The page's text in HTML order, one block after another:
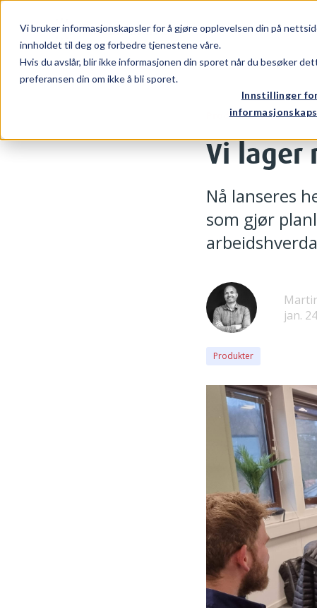
Vi bruker informasjonskapsler for å gjøre opplevelsen din på
innholdet til deg og forbedre tjenestene våre.
Hvis du avslår, blir ikke informasjonen din sporet når du besøker
preferansen din om ikke å bli sporet.
Innstillinger
BRANSJER
Produkter
Vi lager
Nå lanseres
som gjør
jan.
Produkter